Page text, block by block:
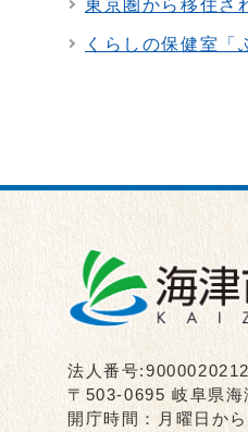
東京圏から移住さ
くらしの保健室「
法人番号
〒503-0695 岐阜県
開庁時間：月曜日か